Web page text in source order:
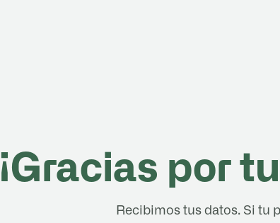
¡Gracias por
Recibimos tus datos. Si tu